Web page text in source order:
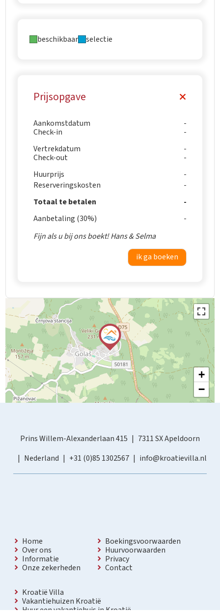
beschikbaar selectie
Prijsopgave
Aankomstdatum
Check-in
Vertrekdatum
Check-out
Huurprijs
Reserveringskosten
Totaal te betalen
Aanbetaling (30%)
Fijn als u bij ons boekt! Hans & Selma
ik ga boeken
+
−
Prins Willem-Alexanderlaan 415
7311 SX Apeldoorn
Nederland
+31 (0)85 1302567 info@kroatievilla.nl
Home
Over ons
Informatie
Onze zekerheden
Boekingsvoorwaarden
Huurvoorwaarden
Privacy
Contact
Kroatië Villa
Vakantiehuizen Kroatië
Huur een vakantiehuis in Kroatië